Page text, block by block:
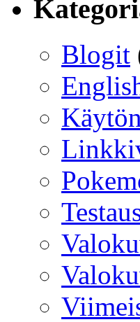
Blogit